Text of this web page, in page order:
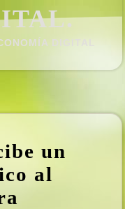
DIGITAL
un
al